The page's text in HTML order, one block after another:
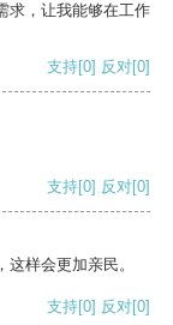
求，让我能够在工作
支持[0] 反对[0]
支持[0] 反对[0]
样会更加亲民。
支持[0] 反对[0]